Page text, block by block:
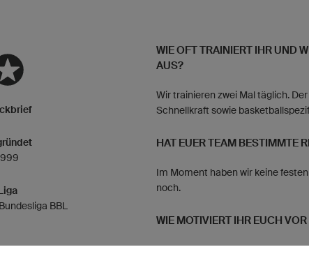
BBL
WIE OFT TRAINIERT IHR UND
AUS?
Wir trainieren zwei Mal täglich.
Schnellkraft sowie
HAT EUER TEAM BESTIMMTE
Im Moment haben wir keine
noch.
WIE MOTIVIERT IHR EUCH
Jeder hat seine eigene Routine.